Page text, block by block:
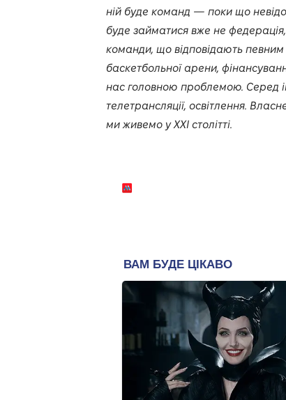
ній буде команд — поки що
буде займатися вже не
команди, що відповідають
баскетбольної арени,
нас головною проблемою. Серед
телетрансляції, освітлення.
ми живемо у ХХІ столітті.